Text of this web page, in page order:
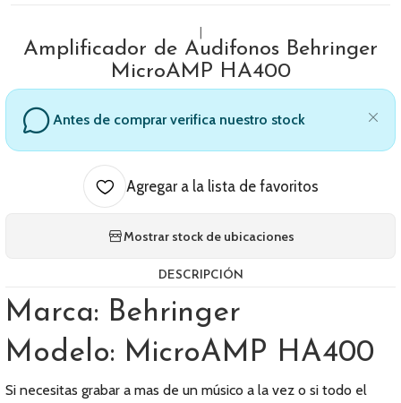
Amplificador de Audifonos Behringer
MicroAMP HA400
Antes de comprar verifica nuestro stock
Agregar a la lista de favoritos
Mostrar stock de ubicaciones
DESCRIPCIÓN
Marca: Behringer
Modelo: MicroAMP HA400
Si necesitas grabar a mas de un músico a la vez o si todo el